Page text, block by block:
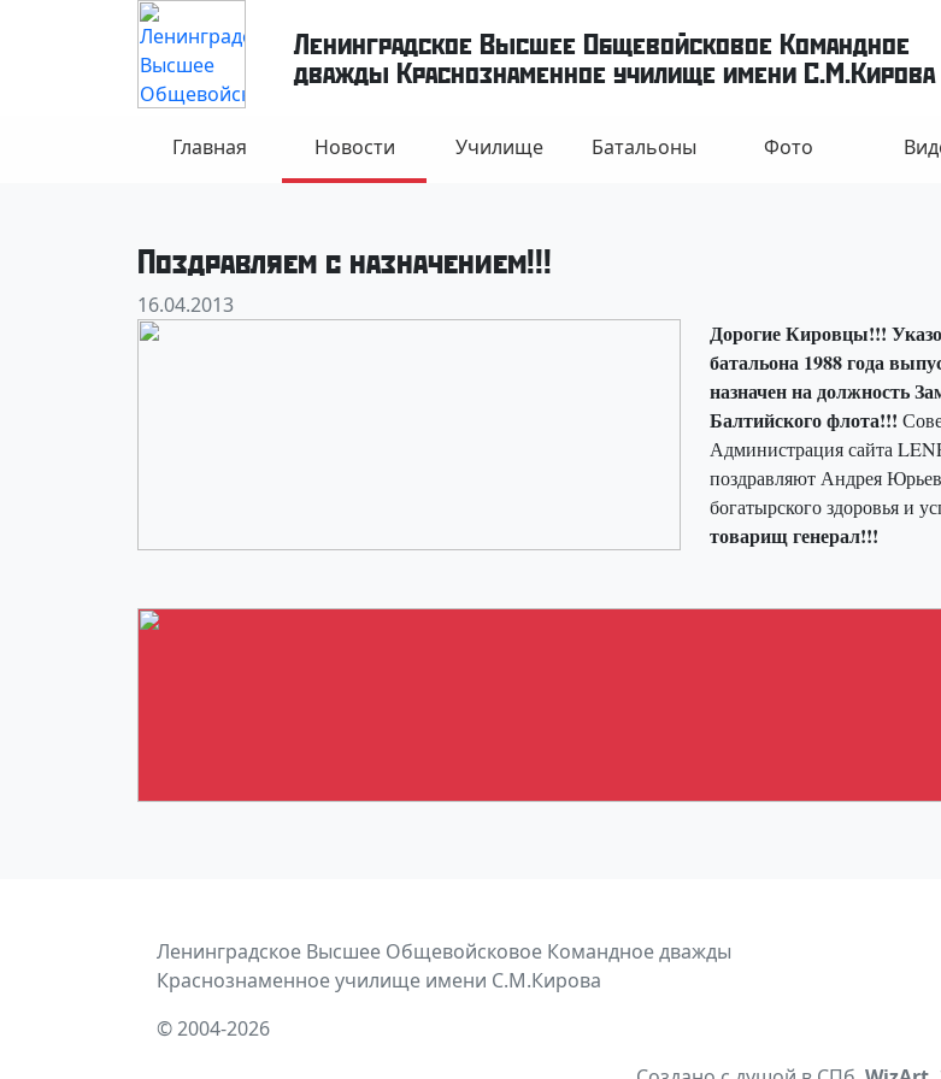
Ленинградское Высшее Общевойсковое Командное
дважды Краснознаменное училище имени С.М.Кирова
Главная Новости Училище Батальоны Фото
Поздравляем с назначением!!!
16.04.2013
Дорогие Кировцы!!!
батальона 1988 года
назначен на должность
Балтийского флота!!!
Администрация сайта
поздравляют Андрея
богатырского здоровья и
товарищ генерал!!!
Ленинградское Высшее Общевойсковое Командное дважды
Краснознаменное училище имени С.М.Кирова
© 2004-2026